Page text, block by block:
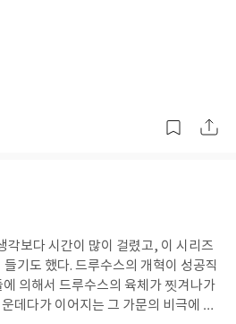
게 되었을까 신비롭다는 생각까지 들
여행자의 감수성을 더욱 자극했다.
리 정원으로 갔는데 피티궁전은 휴관
을 즐겼다. 여행자가 아니라면 점심을
식을 누릴만한 장소이련만 스치듯 지
비롯해 유서깊은 가문들의 별장이 있었
던 곳으로 에트루리아 신전과 로마 원
의 제단은 에트루리아식 제단 앞에 로
서 에트루리아와 로마의 각축을 보는
스 오브 로마』 시리즈를 읽고 있는
리아와 로마 병사들의 피의 아우성이
성당과 부속 도서관을 둘러보았고,
을 파악하는 정찰 여행이다. 이는 장차
을 진압하러 출병하는 술라의 동방원
스가 현직에 있지 않았으면서 각지에서
는 것을 보면 당시 로마, 로마인이 가지
는 로마 시민권자,
다. 이에 대한 반발로 마르시족, 삼니
구조사때 로마시민으로 거짓등록해서
시도는 리키니우스-무키우스법에 의
등을 증폭시킨다. 마리우스나 루푸스의
니 로마는 점점 보수적이고 국수적인
푸스의 조카인 드루수스도 집안여성
구들의 절망을 바라보며 점차 자신의
각보다 시간이 많이 걸렸고, 이 시리즈
기도 했다. 드루수스의 개혁이 성공직
의해서 드루수스의 육체가 찟겨나가
데다가 이어지는 그 가문의 비극에 진